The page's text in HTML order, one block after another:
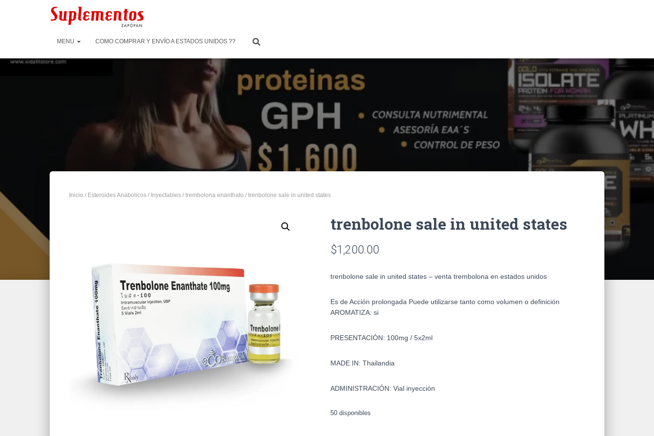
MENU COMO COMPRAR Y ENVÍO A ESTADOS UNIDOS ??
Inicio / Esteroides Anabolicos / Inyectables / trembolona enanthato / trenbolone sale in united states
trenbolone sale in united states
$1,200.00
trenbolone sale in united states – venta trembolona en estados unidos
Es de Acción prolongada Puede utilizarse tanto como volumen o definición
AROMATIZA: si
PRESENTACIÓN: 100mg / 5x2ml
MADE IN: Thailandia
ADMINISTRACIÓN: Vial inyección
50 disponibles